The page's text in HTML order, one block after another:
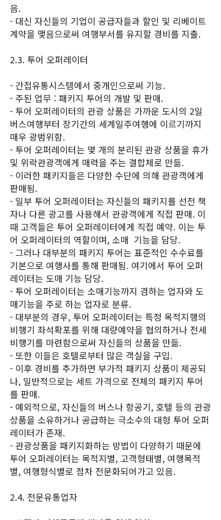
음.
- 대신 자신들의 기업이 공급자들과 할인 및 리베이트
계약을 맺음으로써 여행부서를 유지할 경비를 지출.
2.3. 투어 오퍼레이터
- 간접유통시스템에서 중개인으로써 기능.
- 주된 업무 : 패키지 투어의 개발 및 판매.
- 투어 오퍼레이터의 관광 상품은 가까운 도시의 2일
버스여행부터 장기간의 세계일주여행에 이르기까지
매우 광범위함.
- 투어 오퍼레이터는 몇 개의 분리된 관광 상품을 휴가
및 위락관광객에게 매력을 주는 결합체로 만듦.
- 이러한 패키지들은 다양한 수단에 의해 관광객에게
판매됨.
- 일부 투어 오퍼레이터는 자신들의 패키지를 선전 책
자나 다른 광고를 사용해서 관광객에게 직접 판매. 이
때 고객들은 투어 오퍼레이터에게 직접 예약. 이는 투
어 오퍼레이터의 역할이며, 소매 기능을 담당.
- 그러나 대부분의 패키지 투어는 표준적인 수수료를
기본으로 여행사를 통해 판매됨. 여기에서 투어 오퍼
레이터는 도매 기능 담당.
- 투어 오퍼레이터는 소매기능까지 겸하는 업자와 도
매기능을 주로 하는 업자로 분류.
- 대부분의 경우, 투어 오퍼레이터는 특정 목적지행의
비행기 좌석확포를 위해 대량예약을 협의하거나 전세
비행기를 마련함으로써 자신들의 상품을 만듦.
- 또한 이들은 호텔로부터 많은 객실을 구입.
- 이후 경비를 추가하면 부가적 패키지 상품이 제공되
나, 일반적으로는 세트 가격으로 전체의 패키지 투어
를 판매.
- 예외적으로, 자신들의 버스나 항공기, 호텔 등의 관광
상품을 소유하거나 공급하는 극소수의 대형 투어 오퍼
레이터가 존재.
- 관광상품을 패키지화하는 방법이 다양하기 때문에
투어 오퍼레이터는 목적지별, 고객형태별, 여행목적
별, 여행형식별로 점차 전문화되어가고 있음.
2.4. 전문유통업자